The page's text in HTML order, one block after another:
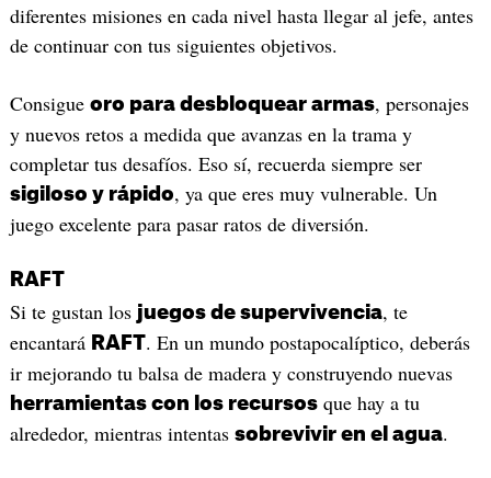
diferentes misiones en cada nivel hasta llegar al jefe, antes
de continuar con tus siguientes objetivos.
Consigue oro para desbloquear armas, personajes
y nuevos retos a medida que avanzas en la trama y
completar tus desafíos. Eso sí, recuerda siempre ser
sigiloso y rápido, ya que eres muy vulnerable. Un
juego excelente para pasar ratos de diversión.
RAFT
Si te gustan los juegos de supervivencia, te
encantará RAFT. En un mundo postapocalíptico, deberás
ir mejorando tu balsa de madera y construyendo nuevas
herramientas con los recursosque hay a tu
alrededor, mientras intentas sobrevivir en el agua.